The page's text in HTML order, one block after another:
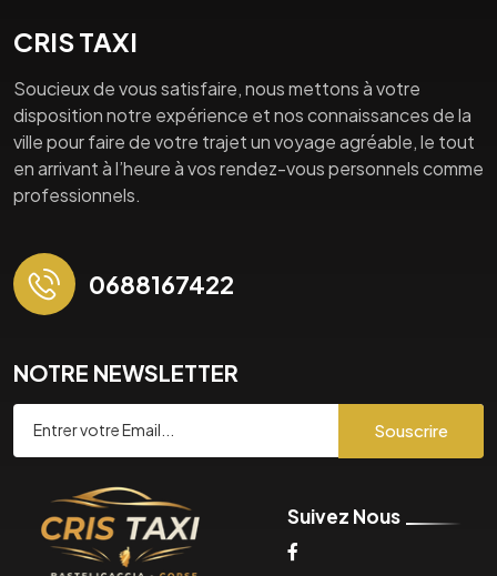
CRIS TAXI
Soucieux de vous satisfaire, nous mettons à votre
disposition notre expérience et nos connaissances de la
ville pour faire de votre trajet un voyage agréable, le tout
en arrivant à l’heure à vos rendez-vous personnels comme
professionnels.
0688167422
NOTRE NEWSLETTER
Souscrire
Suivez Nous